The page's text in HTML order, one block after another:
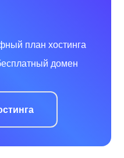
план хостинга
домен